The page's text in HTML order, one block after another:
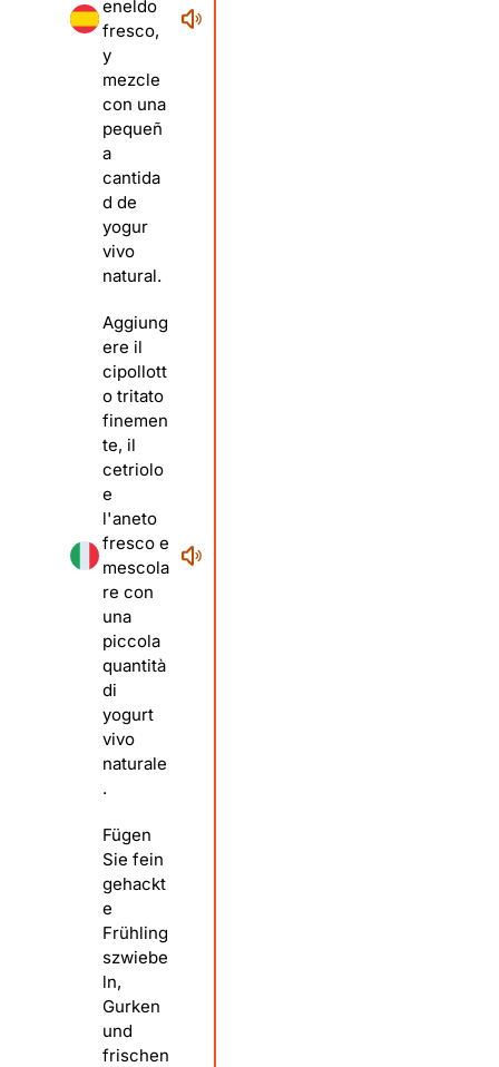
eneldo
fresco,
y
mezcle
con una
pequeñ
a
cantida
d de
yogur
vivo
natural.
Aggiung
ere il
cipollott
o tritato
finemen
te, il
cetriolo
e
l'aneto
fresco e
mescola
re con
una
piccola
quantità
di
yogurt
vivo
naturale
.
Fügen
Sie fein
gehackt
e
Frühling
szwiebe
ln,
Gurken
und
frischen